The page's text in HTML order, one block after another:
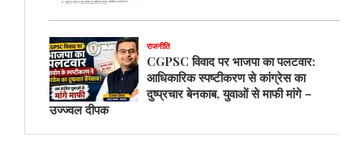
राजनीति
CGPSC विवाद पर भाजपा का पलटवार:
आधिकारिक स्पष्टीकरण से कांग्रेस का
दुष्प्रचार बेनकाब, युवाओं से माफी मांगे –
उज्ज्वल दीपक